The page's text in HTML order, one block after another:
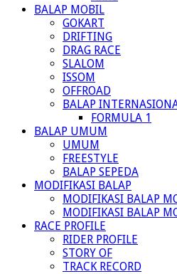
BALAP MOBIL
GOKART
DRIFTING
DRAG RACE
SLALOM
ISSOM
OFFROAD
BALAP
FORMULA 1
BALAP UMUM
UMUM
FREESTYLE
BALAP SEPEDA
MODIFIKASI BALAP
MODIFIKASI BALAP
MODIFIKASI BALAP
RACE PROFILE
RIDER PROFILE
STORY OF
TRACK RECORD